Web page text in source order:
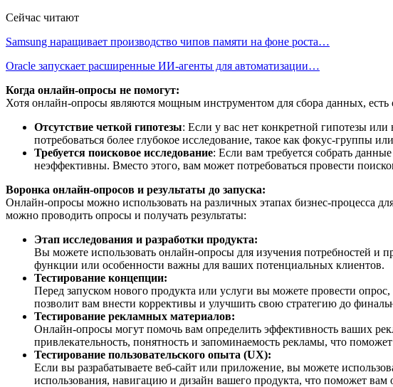
Сейчас читают
Samsung наращивает производство чипов памяти на фоне роста…
Oracle запускает расширенные ИИ‑агенты для автоматизации…
Когда онлайн-опросы не помогут:
Хотя онлайн-опросы являются мощным инструментом для сбора данных,
Отсутствие четкой гипотезы: Если у вас нет конкретной гипотезы
потребоваться более глубокое исследование, такое как фокус-группы
Требуется поисковое исследование: Если вам требуется собрать
неэффективны. Вместо этого, вам может потребоваться провести
Воронка онлайн-опросов и результаты до запуска:
Онлайн-опросы можно использовать на различных этапах бизнес-процесса
можно проводить опросы и получать результаты:
Этап исследования и разработки продукта:
Вы можете использовать онлайн-опросы для изучения потребностей и
функции или особенности важны для ваших потенциальных клиентов.
Тестирование концепции:
Перед запуском нового продукта или услуги вы можете провести
позволит вам внести коррективы и улучшить свою стратегию до
Тестирование рекламных материалов:
Онлайн-опросы могут помочь вам определить эффективность ваших
привлекательность, понятность и запоминаемость рекламы, что
Тестирование пользовательского опыта (UX):
Если вы разрабатываете веб-сайт или приложение, вы можете
использования, навигацию и дизайн вашего продукта, что поможет